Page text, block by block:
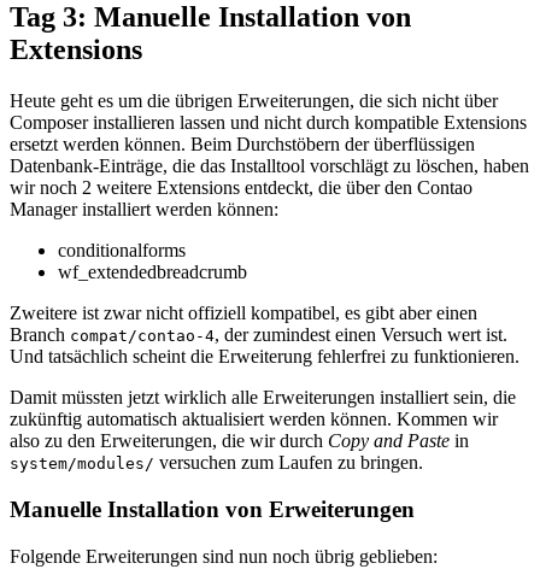
Tag 3: Manuelle Installation von
Extensions
Heute geht es um die übrigen Erweiterungen, die sich nicht über
Composer installieren lassen und nicht durch kompatible Extensions
ersetzt werden können. Beim Durchstöbern der überflüssigen
Datenbank-Einträge, die das Installtool vorschlägt zu löschen, haben
wir noch 2 weitere Extensions entdeckt, die über den Contao
Manager installiert werden können:
conditionalforms
wf_extendedbreadcrumb
Zweitere ist zwar nicht offiziell kompatibel, es gibt aber einen
Branch compat/contao-4, der zumindest einen Versuch wert ist.
Und tatsächlich scheint die Erweiterung fehlerfrei zu funktionieren.
Damit müssten jetzt wirklich alle Erweiterungen installiert sein, die
zukünftig automatisch aktualisiert werden können. Kommen wir
also zu den Erweiterungen, die wir durch Copy and Paste in
system/modules/ versuchen zum Laufen zu bringen.
Manuelle Installation von Erweiterungen
Folgende Erweiterungen sind nun noch übrig geblieben: